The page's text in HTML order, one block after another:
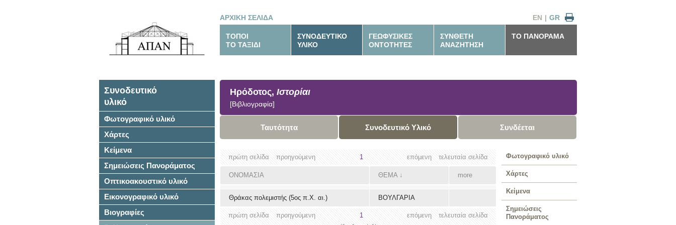
ΑΡΧΙΚΗ ΣΕΛΙΔΑ GR
|
EN
ΤΟΠΟΙ
ΤΟ ΤΑΞΙΔΙ
ΣΥΝΟΔΕΥΤΙΚΟ
ΥΛΙΚΟ
ΓΕΩΦΥΣΙΚΕΣ
ΟΝΤΟΤΗΤΕΣ
ΣΥΝΘΕΤΗ
ΑΝΑΖΗΤΗΣΗ
ΤΟ ΠΑΝΟΡΑΜΑ
Συνοδευτικό
υλικό
Φωτογραφικό υλικό
Χάρτες
Κείμενα
Σημειώσεις Πανοράματος
Οπτικοακουστικό υλικό
Εικονογραφικό υλικό
Βιογραφίες
Ηρόδοτος, Ιστορίαι
[Βιβλιογραφία]
Ταυτότητα Συνοδευτικό Υλικό Συνδέεται
τελευταία σελίδα
επόμενη
πρώτη σελίδα προηγούμενη 1
ΟΝΟΜΑΣΙΑ ΘΕΜΑ↓ more
Θράκας πολεμιστής (5ος π.Χ. αι.) ΒΟΥΛΓΑΡΙΑ
τελευταία σελίδα
επόμενη
πρώτη σελίδα προηγούμενη
1
Φωτογραφικό υλικό
Χάρτες
Κείμενα
Σημειώσεις
Πανοράματος